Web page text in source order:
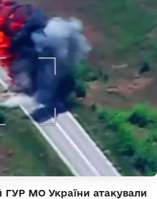
ГУР МО України атакували